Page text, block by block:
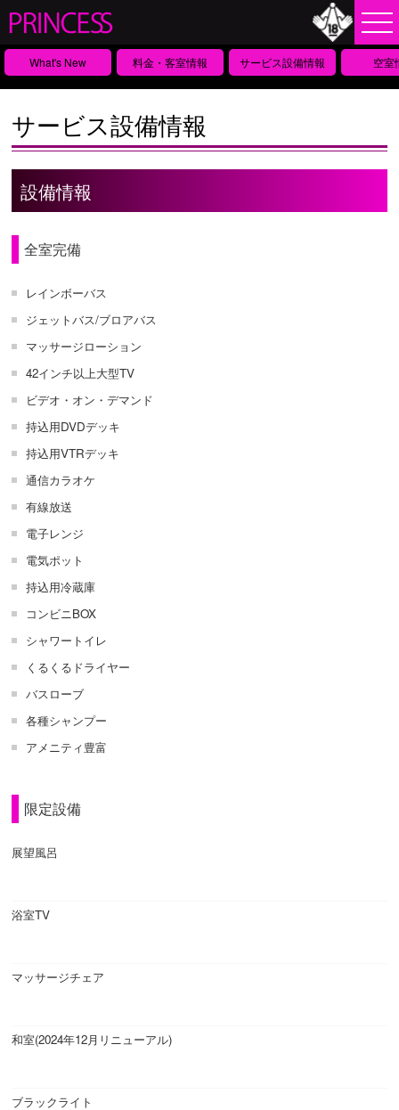
What's New 料金・客室情報 サービス設備情報 空室
サービス設備情報
設備情報
全室完備
レインボーバス
ジェットバス/ブロアバス
マッサージローション
42インチ以上大型TV
ビデオ・オン・デマンド
持込用DVDデッキ
持込用VTRデッキ
通信カラオケ
有線放送
電子レンジ
電気ポット
持込用冷蔵庫
コンビニBOX
シャワートイレ
くるくるドライヤー
バスローブ
各種シャンプー
アメニティ豊富
限定設備
展望風呂
浴室TV
マッサージチェア
和室(2024年12月リニューアル)
ブラックライト